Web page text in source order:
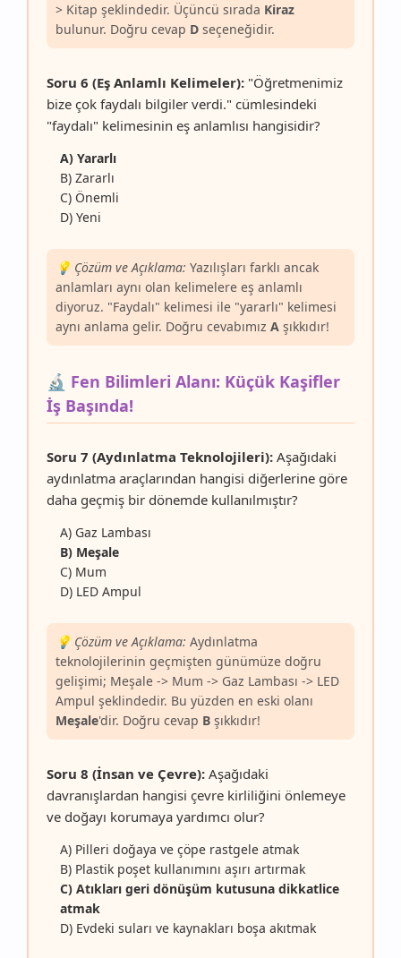
> Kitap şeklindedir. Üçüncü sırada Kiraz
bulunur. Doğru cevap D seçeneğidir.
Soru 6 (Eş Anlamlı Kelimeler): "Öğretmenimiz
bize çok faydalı bilgiler verdi." cümlesindeki
"faydalı" kelimesinin eş anlamlısı hangisidir?
A) Yararlı
B) Zararlı
C) Önemli
D) Yeni
💡 Çözüm ve Açıklama: Yazılışları farklı ancak
anlamları aynı olan kelimelere eş anlamlı
diyoruz. "Faydalı" kelimesi ile "yararlı" kelimesi
aynı anlama gelir. Doğru cevabımız A şıkkıdır!
🔬 Fen Bilimleri Alanı: Küçük Kaşifler
İş Başında!
Soru 7 (Aydınlatma Teknolojileri): Aşağıdaki
aydınlatma araçlarından hangisi diğerlerine göre
daha geçmiş bir dönemde kullanılmıştır?
A) Gaz Lambası
B) Meşale
C) Mum
D) LED Ampul
💡 Çözüm ve Açıklama: Aydınlatma
teknolojilerinin geçmişten günümüze doğru
gelişimi; Meşale -> Mum -> Gaz Lambası -> LED
Ampul şeklindedir. Bu yüzden en eski olanı
Meşale'dir. Doğru cevap B şıkkıdır!
Soru 8 (İnsan ve Çevre): Aşağıdaki
davranışlardan hangisi çevre kirliliğini önlemeye
ve doğayı korumaya yardımcı olur?
A) Pilleri doğaya ve çöpe rastgele atmak
B) Plastik poşet kullanımını aşırı artırmak
C) Atıkları geri dönüşüm kutusuna dikkatlice
atmak
D) Evdeki suları ve kaynakları boşa akıtmak